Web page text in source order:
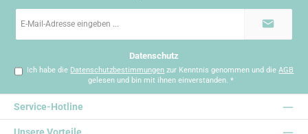
Mail-
Datenschutz
Ich habe die Datenschutzbestimmungen zur Kenntnis genommen und dieAGB
gelesen und bin mit ihnen einverstanden. *
Service-Hotline